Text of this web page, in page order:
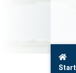
Start